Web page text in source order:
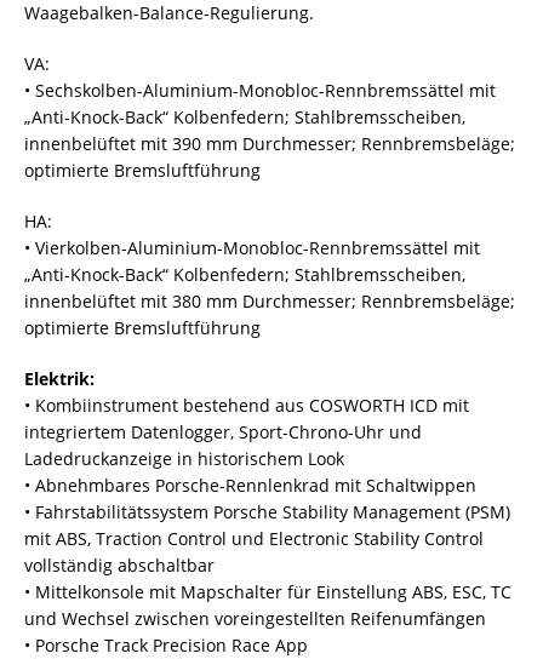
Waagebalken-Balance-Regulierung.
VA:
• Sechskolben-Aluminium-Monobloc-Rennbremssättel mit
„Anti-Knock-Back“ Kolbenfedern; Stahlbremsscheiben,
innenbelüftet mit 390 mm Durchmesser; Rennbremsbeläge;
optimierte Bremsluftführung
HA:
• Vierkolben-Aluminium-Monobloc-Rennbremssättel mit
„Anti-Knock-Back“ Kolbenfedern; Stahlbremsscheiben,
innenbelüftet mit 380 mm Durchmesser; Rennbremsbeläge;
optimierte Bremsluftführung
Elektrik:
• Kombiinstrument bestehend aus COSWORTH ICD mit
integriertem Datenlogger, Sport-Chrono-Uhr und
Ladedruckanzeige in historischem Look
• Abnehmbares Porsche-Rennlenkrad mit Schaltwippen
• Fahrstabilitätssystem Porsche Stability Management (PSM)
mit ABS, Traction Control und Electronic Stability Control
vollständig abschaltbar
• Mittelkonsole mit Mapschalter für Einstellung ABS, ESC, TC
und Wechsel zwischen voreingestellten Reifenumfängen
• Porsche Track Precision Race App